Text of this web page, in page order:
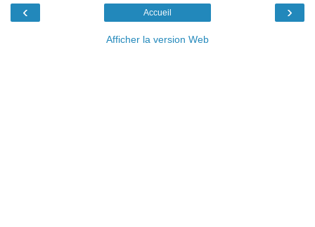
‹ ›
Accueil
Afficher la version Web